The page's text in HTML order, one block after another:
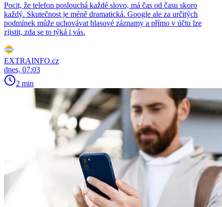
Pocit, že telefon poslouchá každé slovo, má čas od času skoro
každý. Skutečnost je méně dramatická. Google ale za určitých
podmínek může uchovávat hlasové záznamy a přímo v účtu lze
zjistit, zda se to týká i vás.
EXTRAINFO.cz
dnes, 07:03
2 min